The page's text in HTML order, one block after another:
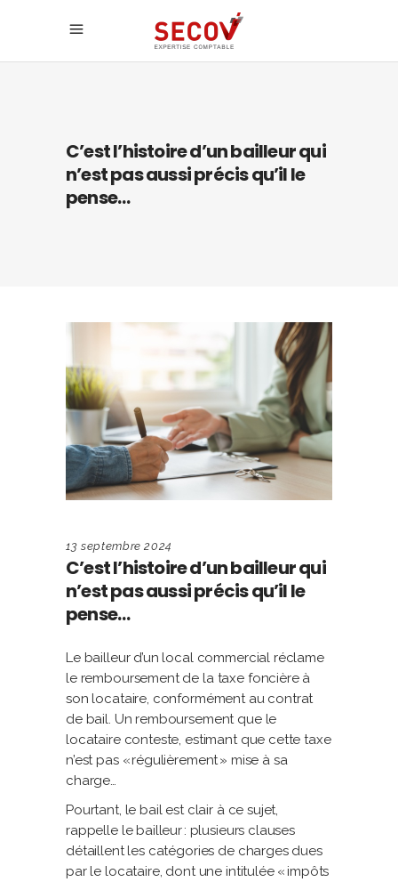
C’est l’histoire d’un bailleur qui
n’est pas aussi précis qu’il le
pense…
13 septembre 2024
C’est l’histoire d’un bailleur qui
n’est pas aussi précis qu’il le
pense…
Le bailleur d’un local commercial réclame
le remboursement de la taxe foncière à
son locataire, conformément au contrat
de bail. Un remboursement que le
locataire conteste, estimant que cette taxe
n’est pas « régulièrement » mise à sa
charge…
Pourtant, le bail est clair à ce sujet,
rappelle le bailleur : plusieurs clauses
détaillent les catégories de charges dues
par le locataire, dont une intitulée « impôts